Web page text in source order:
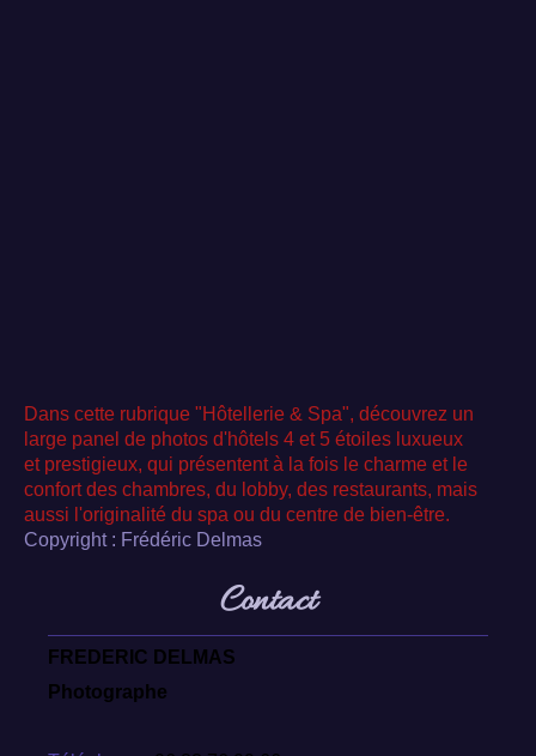
Dans cette rubrique "Hôtellerie & Spa", découvrez un
large panel de photos d'hôtels 4 et 5 étoiles luxueux
et prestigieux, qui présentent à la fois le charme et le
confort des chambres, du lobby, des restaurants, mais
aussi l'originalité du spa ou du centre de bien-être.
Copyright : Frédéric Delmas
Contact
FREDERIC DELMAS
Photographe